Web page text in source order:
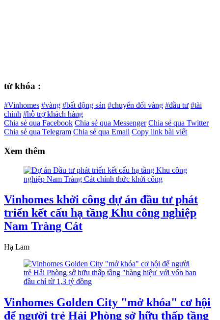
từ khóa :
#Vinhomes #vàng #bất động sản #chuyển đổi vàng #đầu tư #tài
chính #hỗ trợ khách hàng
Chia sẻ qua Facebook Chia sẻ qua Messenger Chia sẻ qua Twitter
Chia sẻ qua Telegram Chia sẻ qua Email Copy link bài viết
Xem thêm
Vinhomes khởi công dự án đầu tư phát
triển kết cấu hạ tầng Khu công nghiệp
Nam Tràng Cát
Hạ Lam
Vinhomes Golden City "mở khóa" cơ hội
để người trẻ Hải Phòng sở hữu thấp tầng